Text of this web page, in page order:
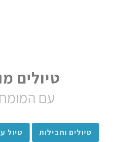
טיולים
עם
טיולים וחבילות טיול